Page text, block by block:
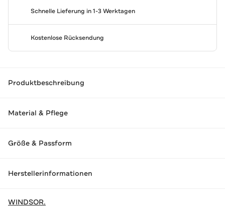
Schnelle Lieferung in 1-3 Werktagen
Kostenlose Rücksendung
Produktbeschreibung
Material & Pflege
Größe & Passform
Herstellerinformationen
WINDSOR.